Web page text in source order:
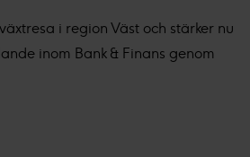
i region Väst och stärker nu
inom Bank & Finans genom